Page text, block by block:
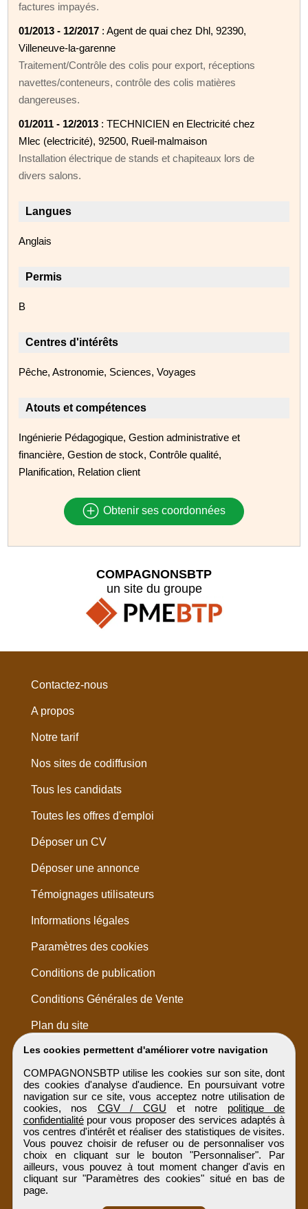
factures impayés.
01/2013 - 12/2017 : Agent de quai chez Dhl, 92390,
Villeneuve-la-garenne
Traitement/Contrôle des colis pour export, réceptions
navettes/conteneurs, contrôle des colis matières
dangereuses.
01/2011 - 12/2013 : TECHNICIEN en Electricité chez
Mlec (electricité), 92500, Rueil-malmaison
Installation électrique de stands et chapiteaux lors de
divers salons.
Langues
Anglais
Permis
B
Centres d'intérêts
Pêche, Astronomie, Sciences, Voyages
Atouts et compétences
Ingénierie Pédagogique, Gestion administrative et
financière, Gestion de stock, Contrôle qualité,
Planification, Relation client
Obtenir ses coordonnées
Les cookies permettent d'améliorer votre navigation
COMPAGNONSBTP utilise les cookies sur son site, dont
des cookies d'analyse d'audience. En poursuivant votre
navigation sur ce site, vous acceptez notre utilisation de
cookies, nos CGV / CGU et notre politique de
confidentialitépour vous proposer des services adaptés à
vos centres d'intérêt et réaliser des statistiques de visites.
Vous pouvez choisir de refuser ou de personnaliser vos
choix en cliquant sur le bouton "Personnaliser". Par
ailleurs, vous pouvez à tout moment changer d'avis en
cliquant sur "Paramètres des cookies" situé en bas de
page.
COMPAGNONSBTP
un site du groupe
Contactez-nous
A propos
Notre tarif
Nos sites de codiffusion
Tous les candidats
Toutes les offres d'emploi
Déposer un CV
Déposer une annonce
Témoignages utilisateurs
Informations légales
Paramètres des cookies
Conditions de publication
Conditions Générales de Vente
Plan du site